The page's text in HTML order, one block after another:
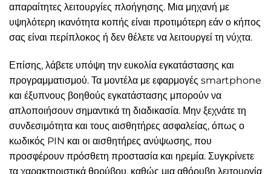
απαραίτητες λειτουργίες πλοήγησης. Μια μηχανή με
υψηλότερη ικανότητα κοπής είναι προτιμότερη εάν ο κήπος
σας είναι περίπλοκος ή δεν θέλετε να λειτουργεί τη νύχτα.
Επίσης, λάβετε υπόψη την ευκολία εγκατάστασης και
προγραμματισμού. Τα μοντέλα με εφαρμογές smartphone
και έξυπνους βοηθούς εγκατάστασης μπορούν να
απλοποιήσουν σημαντικά τη διαδικασία. Μην ξεχνάτε τη
συνδεσιμότητα και τους αισθητήρες ασφαλείας, όπως ο
κωδικός PIN και οι αισθητήρες ανύψωσης, που
προσφέρουν πρόσθετη προστασία και ηρεμία. Συγκρίνετε
τα χαρακτηριστικά θορύβου, καθώς μια αθόρυβη λειτουργία